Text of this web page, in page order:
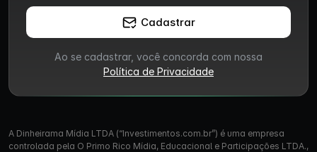
Cadastrar
Ao se cadastrar, você concorda com nossa
Política de Privacidade
A Dinheirama Mídia LTDA (“Investimentos.com.br”) é uma empresa
controlada pela O Primo Rico Mídia, Educacional e Participações LTDA.,